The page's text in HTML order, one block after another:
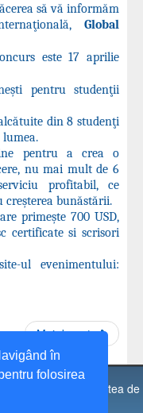
în
folosirea
să vă informăm
Global
este 17 aprilie
pentru studenţii
din 8 studenţi
pentru a crea o
nu mai mult de 6
profitabil, ce
bunăstării.
primeşte 700 USD,
certificate si scrisori
ul evenimentului:
Mai departe
de Facultatea de